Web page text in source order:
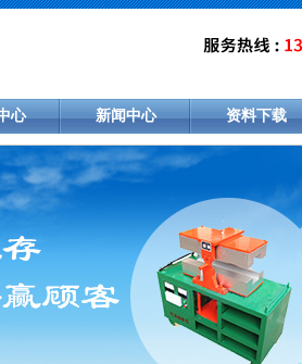
心 新闻中心 资料下载